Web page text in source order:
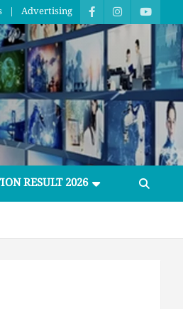
Advertising
RESULT 2026